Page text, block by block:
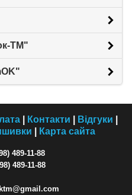
ТМ"
| Контакти Відгуки
Карта сайта
489-11-88
489-11-88